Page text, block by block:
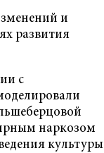
и
развития
с
наркозом
культуры